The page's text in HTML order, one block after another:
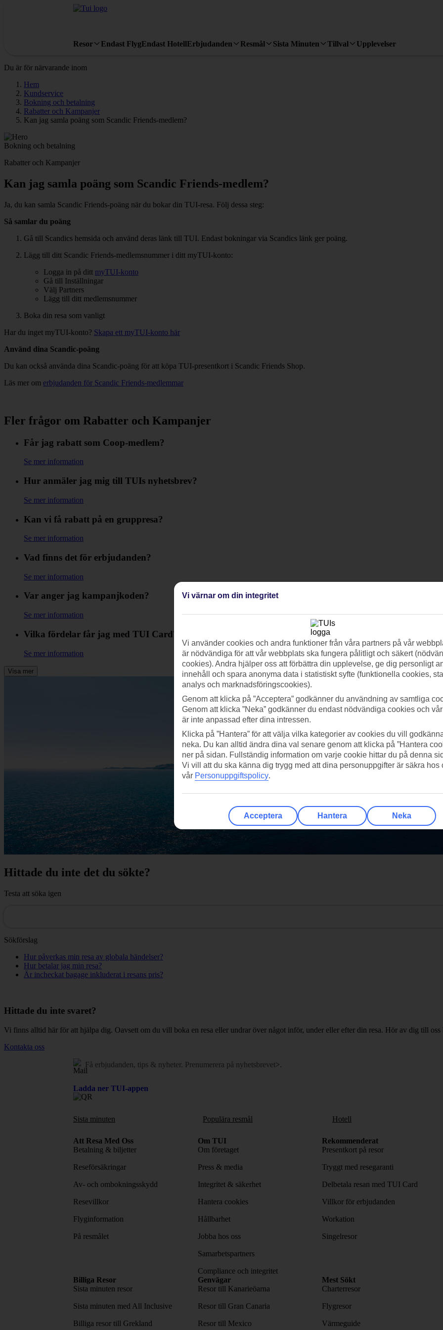
Resor Endast FlygEndast HotellErbjudanden Resmål Sista Minuten Tillval Upplevelser
Du är för närvarande inom
Hem
Kundservice
Bokning och betalning
Rabatter och Kampanjer
Kan jag samla poäng som Scandic Friends-medlem?
Bokning och betalning
Rabatter och Kampanjer
Kan jag samla poäng som Scandic Friends-medlem?
Ja, du kan samla Scandic Friends-poäng när du bokar din TUI-resa. Följ dessa steg:
Så samlar du poäng
Gå till Scandics hemsida och använd deras länk till TUI. Endast bokningar via Scandics länk ger poäng.
Lägg till ditt Scandic Friends-medlemsnummer i ditt myTUI-konto:
Logga in på ditt myTUI-konto
Gå till Inställningar
Välj Partners
Lägg till ditt medlemsnummer
Boka din resa som vanligt
Har du inget myTUI-konto? Skapa ett myTUI-konto här
Använd dina Scandic-poäng
Du kan också använda dina Scandic-poäng för att köpa TUI-presentkort i Scandic Friends Shop.
Läs mer om erbjudanden för Scandic Friends-medlemmar
Fler frågor om Rabatter och Kampanjer
Får jag rabatt som Coop-medlem?
Se mer information
Hur anmäler jag mig till TUIs nyhetsbrev?
Se mer information
Kan vi få rabatt på en gruppresa?
Se mer information
Vad finns det för erbjudanden?
Se mer information
Var anger jag kampanjkoden?
Se mer information
Vilka fördelar får jag med TUI Card?
Se mer information
Visa mer
Hittade du inte det du sökte?
Testa att söka igen
Sökförslag
Hur påverkas min resa av globala händelser?
Hur betalar jag min resa?
Är incheckat bagage inkluderat i resans pris?
Hittade du inte svaret?
Vi finns alltid här för att hjälpa dig. Oavsett om du vill boka en resa eller undrar över något inför, under eller efter din resa. Hör av dig till oss
Kontakta oss
Få erbjudanden, tips & nyheter. Prenumerera på nyhetsbrevet>.
Ladda ner TUI-appen
Sista minuten Populära resmål Hotell
Att Resa Med Oss
Betalning & biljetter
Reseförsäkringar
Av- och ombokningsskydd
Resevillkor
Flyginformation
På resmålet
Om TUI
Om företaget
Press & media
Integritet & säkerhet
Hantera cookies
Hållbarhet
Jobba hos oss
Samarbetspartners
Compliance och integritet
Rekommenderat
Presentkort på resor
Tryggt med resegaranti
Delbetala resan med TUI Card
Villkor för erbjudanden
Workation
Singelresor
Billiga Resor
Sista minuten resor
Sista minuten med All Inclusive
Billiga resor till Grekland
Genvägar
Resor till Kanarieöarna
Resor till Gran Canaria
Resor till Mexico
Mest Sökt
Charterresor
Flygresor
Värmeguide
Vi värnar om din integritet
Vi använder cookies och andra funktioner från våra partners på vår
är nödvändiga för att vår webbplats ska fungera pålitligt och säkert
cookies). Andra hjälper oss att förbättra din upplevelse, ge dig personligt
innehåll och spara anonyma data i statistiskt syfte (funktionella cookies,
analys och marknadsföringscookies).
Genom att klicka på ”Acceptera” godkänner du användning av samtliga
Genom att klicka ”Neka” godkänner du endast nödvändiga cookies och
är inte anpassad efter dina intressen.
Klicka på ”Hantera” för att välja vilka kategorier av cookies du vill
neka. Du kan alltid ändra dina val senare genom att klicka på ”Hantera
ner på sidan. Fullständig information om varje cookie hittar du på denna
Vi vill att du ska känna dig trygg med att dina personuppgifter är säkra hos
vår Personuppgiftspolicy.
Acceptera Hantera Neka